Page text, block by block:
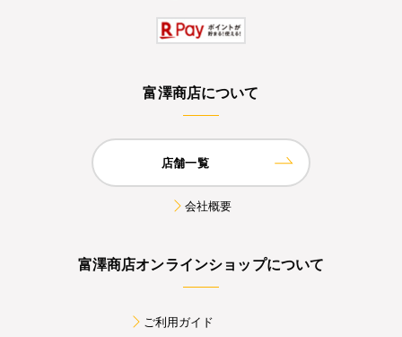
富澤商店について
店舗一覧
会社概要
富澤商店オンラインショップについて
ご利用ガイド